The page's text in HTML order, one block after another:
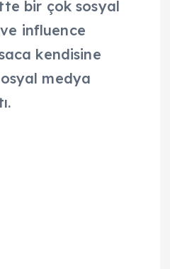
bir çok sosyal
influence
kendisine
medya